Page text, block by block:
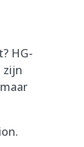
HG-
zijn